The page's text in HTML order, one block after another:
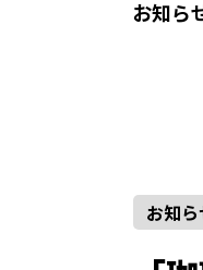
お知ら
お知ら